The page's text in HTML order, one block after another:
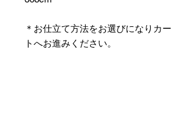
＊お仕立て方法をお選びになりカー
トへお進みください。